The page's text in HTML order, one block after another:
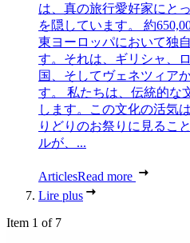
は、真の旅行愛好家にと
を隠しています。 約
東ヨーロッパにおいて独
す。それは、ギリシャ、
国、そしてヴェネツィア
す。 私たちは、伝統的な
します。この文化の活気
りどりのお祭りに見るこ
ルが、...
ArticlesRead more
Lire plus
Item 1 of 7